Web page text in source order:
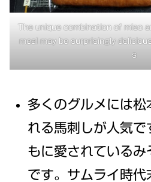
The unique combination of miso
meal may be surprisingly
s
多くのグルメには松
れる馬刺しが人気で
もに愛されているみ
です。サムライ時代